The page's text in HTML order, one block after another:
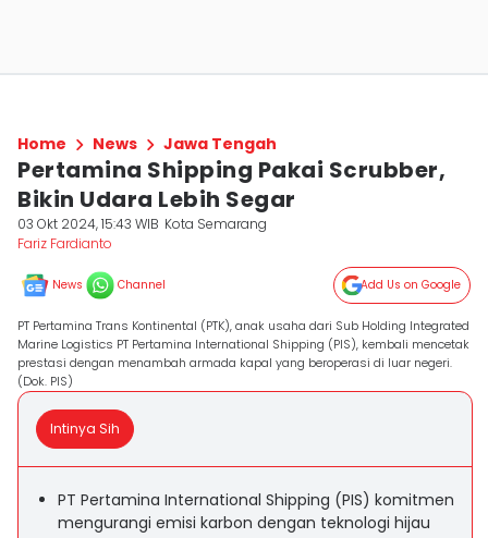
Home News Jawa Tengah
Pertamina Shipping Pakai Scrubber,
Bikin Udara Lebih Segar
03 Okt 2024, 15:43 WIB Kota Semarang
Fariz Fardianto
News Channel Add Us on Google
PT Pertamina Trans Kontinental (PTK), anak usaha dari Sub Holding Integrated
Marine Logistics PT Pertamina International Shipping (PIS), kembali mencetak
prestasi dengan menambah armada kapal yang beroperasi di luar negeri.
(Dok. PIS)
Intinya Sih
PT Pertamina International Shipping (PIS) komitmen
mengurangi emisi karbon dengan teknologi hijau